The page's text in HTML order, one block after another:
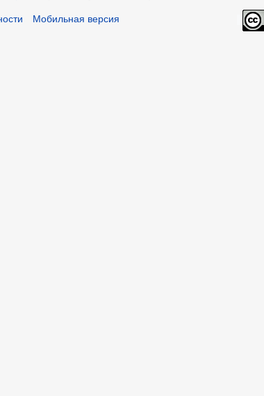
Мобильная версия